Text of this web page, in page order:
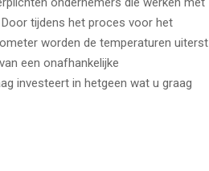
tijdens het proces voor het
worden de temperaturen uiterst
een onafhankelijke
investeert in hetgeen wat u graag